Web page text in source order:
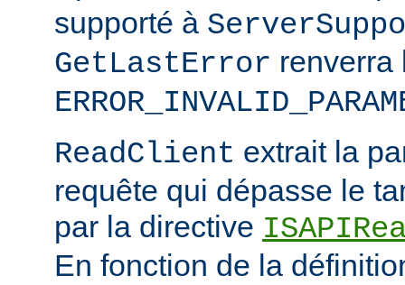
supporté à
GetLastError renverra
ReadClient extrait la
requête qui dépasse le
par la directive
En fonction de la